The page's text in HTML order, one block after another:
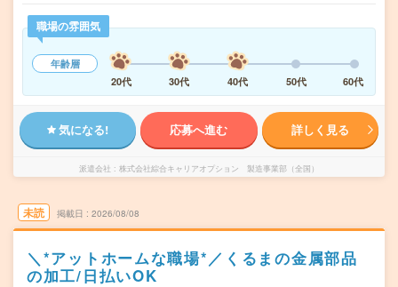
職場の雰囲気
年齢層
20代
30代 40代 50代 60代
気になる! 応募へ進む 詳しく見る
派遣会社 株式会社綜合キャリアオプション 製造事業部（全国）
未読 掲載日 2026/08/08
＼*アットホームな職場*／くるまの金属部品
の加工/日払いOK